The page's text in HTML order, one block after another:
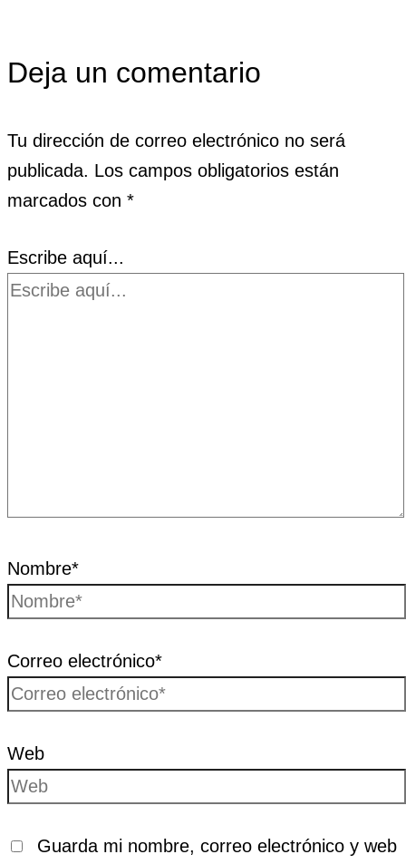
Deja un comentario
Tu dirección de correo electrónico no será
publicada. Los campos obligatorios están
marcados con *
Escribe aquí...
Nombre*
Correo electrónico*
Web
Guarda mi nombre, correo electrónico y web